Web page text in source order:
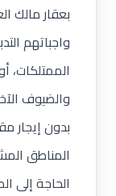
بعقار مالك
واجباتهم
الممتلكات،
والضيوف
بدون إيجار
المناطق
الحاجة إلى